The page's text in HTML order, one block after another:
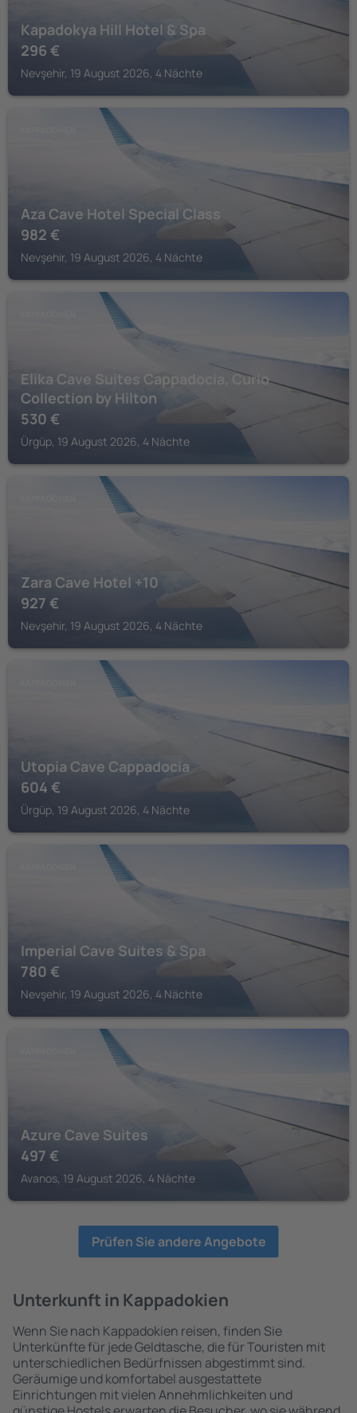
Kapadokya Hill Hotel & Spa
296 €
Nevşehir, 19 August 2026, 4 Nächte
Aza Cave Hotel Special Class
982 €
Nevşehir, 19 August 2026, 4 Nächte
Elika Cave Suites Cappadocia, Curio
Collection by Hilton
530 €
Ürgüp, 19 August 2026, 4 Nächte
Zara Cave Hotel +10
927 €
Nevşehir, 19 August 2026, 4 Nächte
Utopia Cave Cappadocia
604 €
Ürgüp, 19 August 2026, 4 Nächte
Imperial Cave Suites & Spa
780 €
Nevşehir, 19 August 2026, 4 Nächte
Azure Cave Suites
497 €
Avanos, 19 August 2026, 4 Nächte
Prüfen Sie andere Angebote
Unterkunft in Kappadokien
Wenn Sie nach Kappadokien reisen, finden Sie
Unterkünfte für jede Geldtasche, die für Touristen mit
unterschiedlichen Bedürfnissen abgestimmt sind.
Geräumige und komfortabel ausgestattete
Einrichtungen mit vielen Annehmlichkeiten und